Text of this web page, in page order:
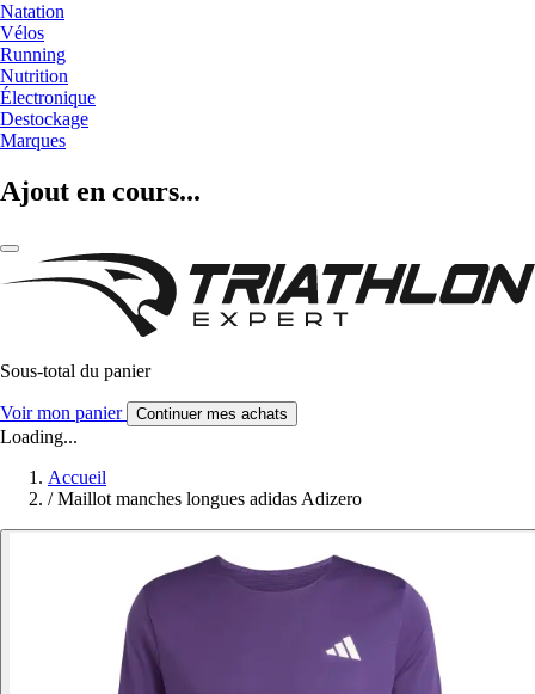
Natation
Vélos
Running
Nutrition
Électronique
Destockage
Marques
Ajout en cours...
Sous-total du panier
Voir mon panier Continuer mes achats
Loading...
Accueil
/ Maillot manches longues adidas Adizero